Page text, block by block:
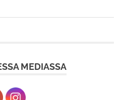
MEDIASSA